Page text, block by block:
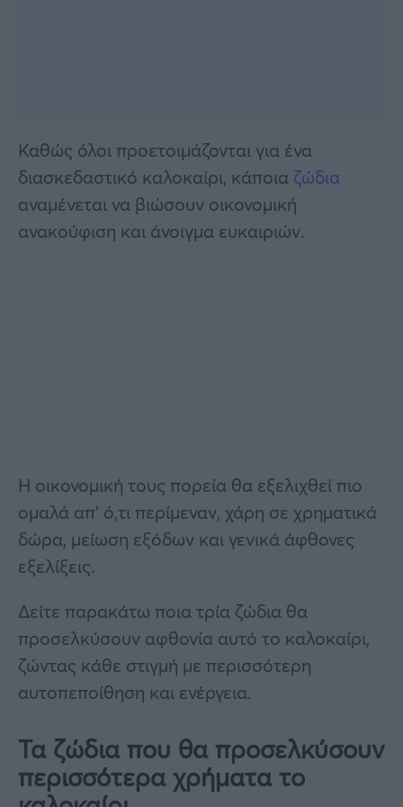
Καθώς όλοι προετοιμάζονται για ένα
διασκεδαστικό καλοκαίρι, κάποια ζώδια
αναμένεται να βιώσουν οικονομική
ανακούφιση και άνοιγμα ευκαιριών.
Η οικονομική τους πορεία θα εξελιχθεί πιο
ομαλά απ’ ό,τι περίμεναν, χάρη σε χρηματικά
δώρα, μείωση εξόδων και γενικά άφθονες
εξελίξεις.
Δείτε παρακάτω ποια τρία ζώδια θα
προσελκύσουν αφθονία αυτό το καλοκαίρι,
ζώντας κάθε στιγμή με περισσότερη
αυτοπεποίθηση και ενέργεια.
Τα ζώδια που θα προσελκύσουν
περισσότερα χρήματα το